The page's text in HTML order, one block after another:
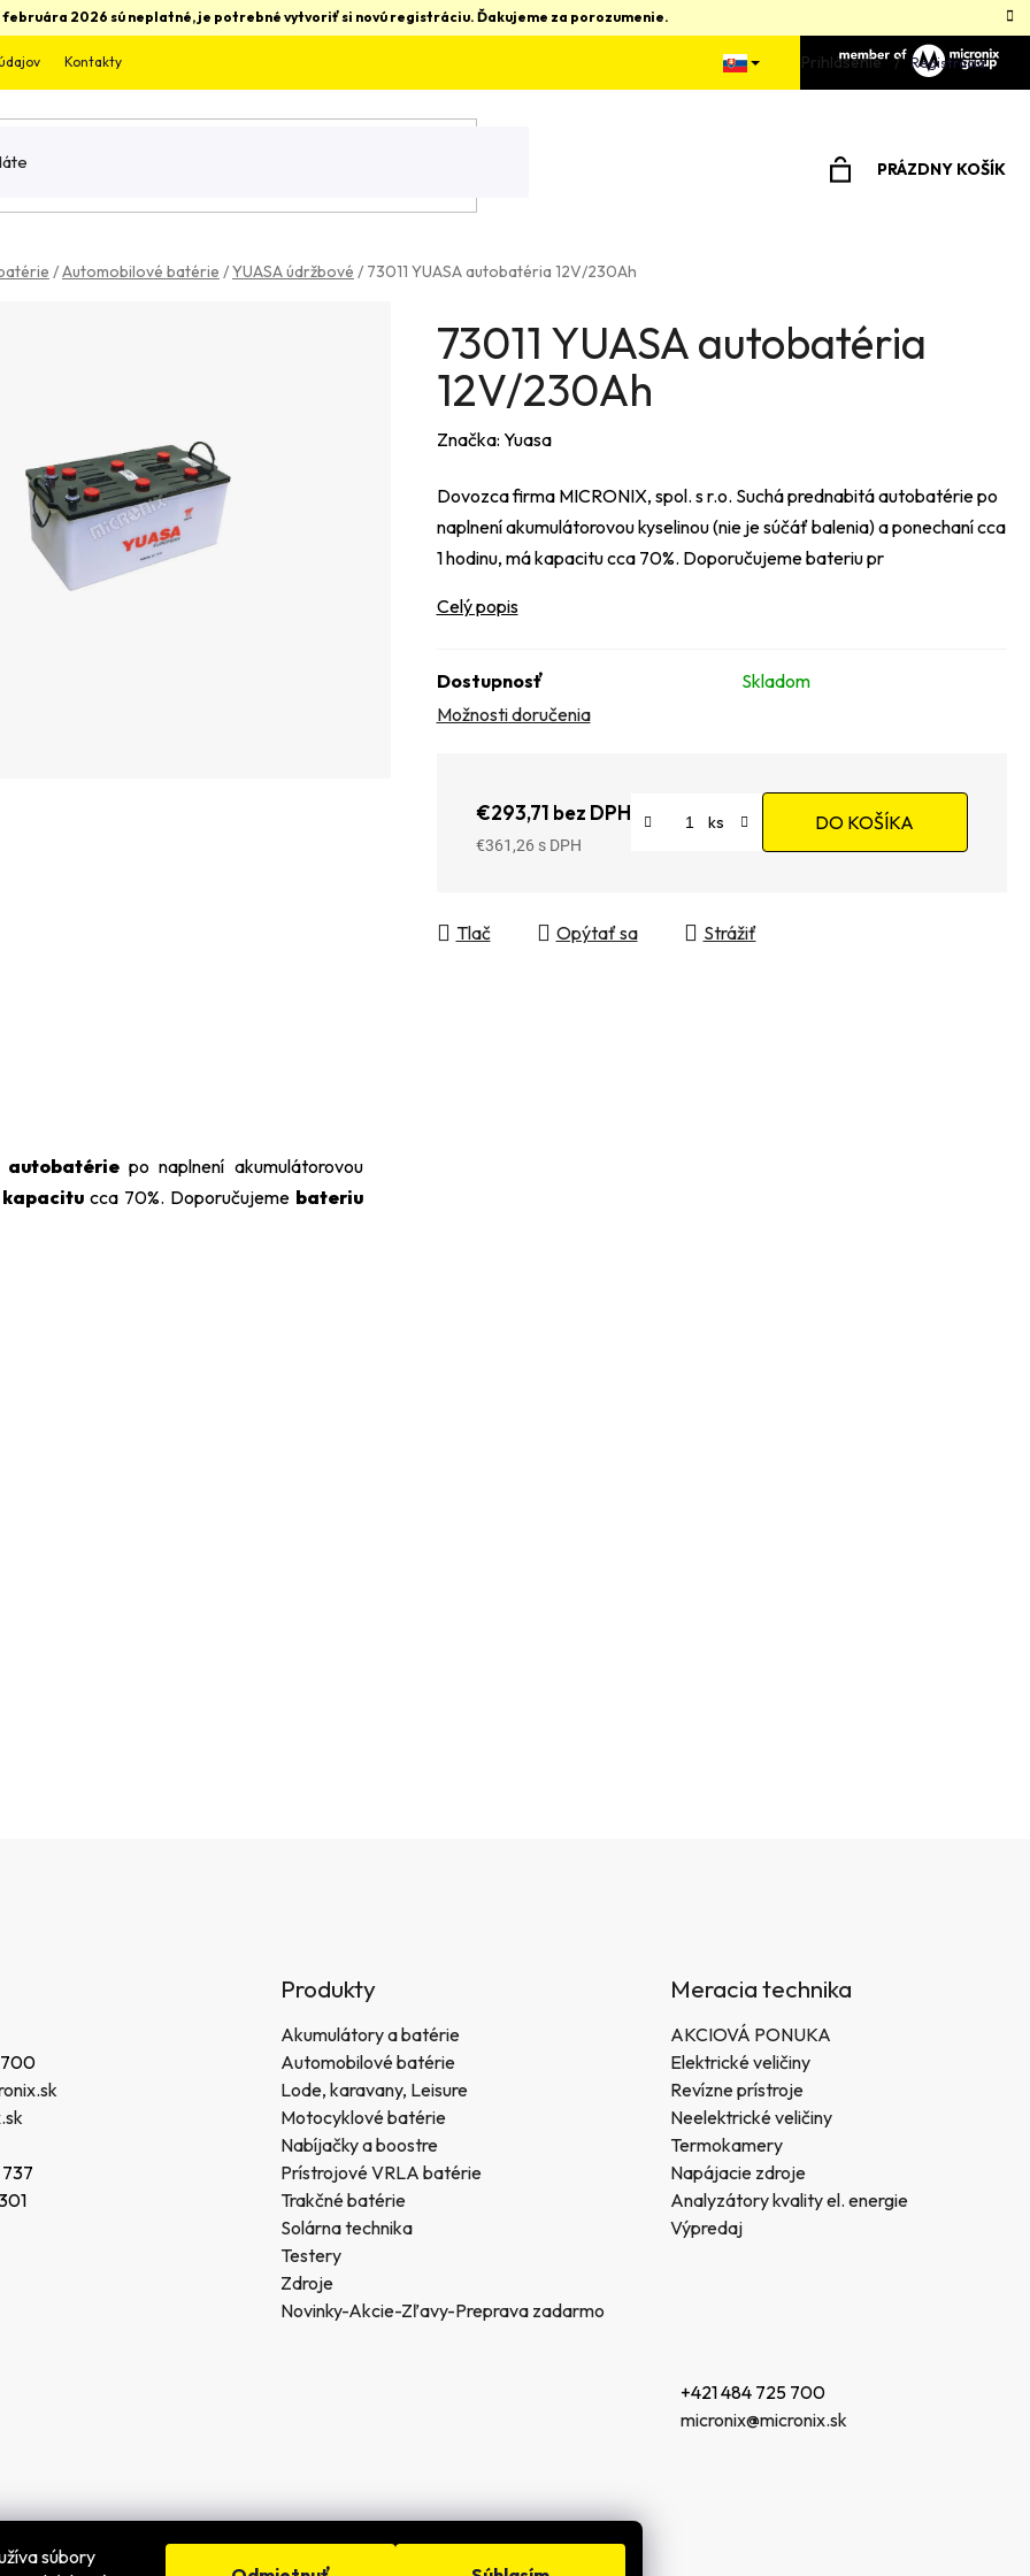
súbory
2026 sú neplatné, je potrebné vytvoriť si novú registráciu. Ďakujeme za porozumenie.
Kontakty Prihlásenie Registrácia
PRÁZDNY KOŠÍK
/Automobilové batérie /YUASA údržbové / 73011 YUASA autobatéria 12V/230Ah
73011 YUASA autobatéria
12V/230Ah
Značka: Yuasa
Dovozca firma MICRONIX, spol. s r.o. Suchá prednabitá autobatérie po
naplnení akumulátorovou kyselinou (nie je súčáť balenia) a ponechaní cca
1 hodinu, má kapacitu cca 70%. Doporučujeme bateriu pr
Celý popis
Dostupnosť
Skladom
Možnosti doručenia
€293,71 bez DPH
€361,26
DO KOŠÍKA
Tlač Opýtať sa Strážiť
autobatériepo naplnení akumulátorovou
kapacitu cca 70%. Doporučujeme bateriu
700
Produkty
Akumulátory a batérie
Automobilové batérie
Lode, karavany, Leisure
Motocyklové batérie
Nabíjačky a boostre
Prístrojové VRLA batérie
Trakčné batérie
Solárna technika
Testery
Zdroje
Novinky-Akcie-Zľavy-Preprava zadarmo
Meracia technika
AKCIOVÁ PONUKA
Elektrické veličiny
Revízne prístroje
Neelektrické veličiny
Termokamery
Napájacie zdroje
Analyzátory kvality el. energie
Výpredaj
+421 484 725 700
micronix@micronix.sk